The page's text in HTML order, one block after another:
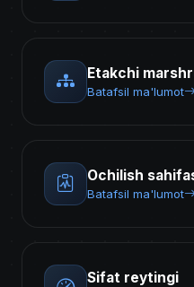
Etakchi
Batafsil ma'lumot
Ochilish
Batafsil ma'lumot
Sifat reytingi